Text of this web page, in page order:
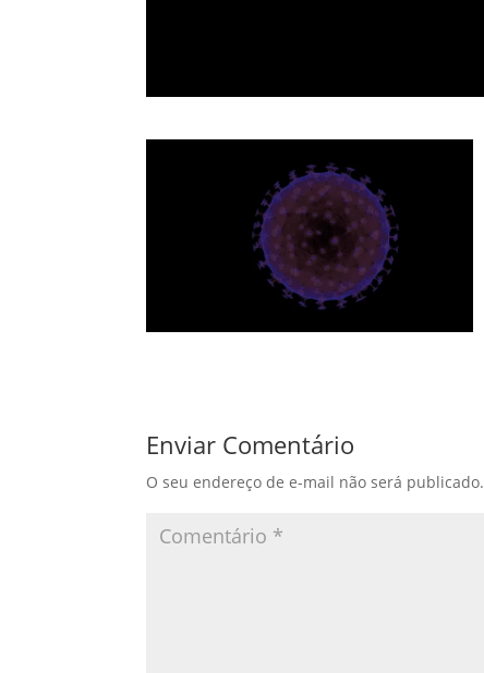
Enviar Comentário
O seu endereço de e-mail não será publicado.